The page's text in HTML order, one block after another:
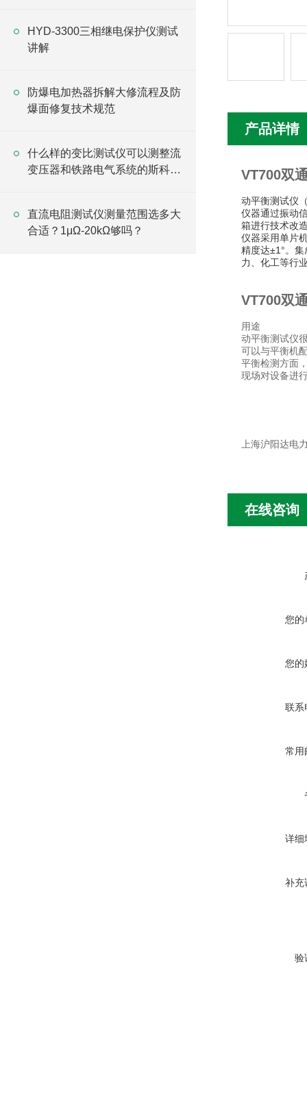
HYD-3300三相继电保护仪测试
讲解
防爆电加热器拆解大修流程及防
爆面修复技术规范
什么样的变比测试仪可以测整流
变压器和铁路电气系统的斯科特
直流电阻测试仪测量范围选多大
合适？1μΩ-20kΩ够吗？
产品详情
VT700双
动平衡测试仪
仪器通过振动
箱进行技术改
仪器采用单片
精度达±1°。
力、化工等行
VT700双
用途
动平衡测试仪
可以与平衡机
平衡检测方面
现场对设备进
上海沪阳达电
在线咨询
您的
您的
联系
常用
详细
补充
验